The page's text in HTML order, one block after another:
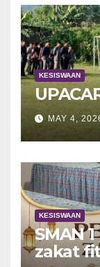
KESISWAAN
MAY 4,
KESISWAAN
SMAN
zakat